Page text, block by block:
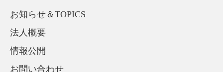
お知らせ＆TOPICS
法人概要
情報公開
お問い合わせ